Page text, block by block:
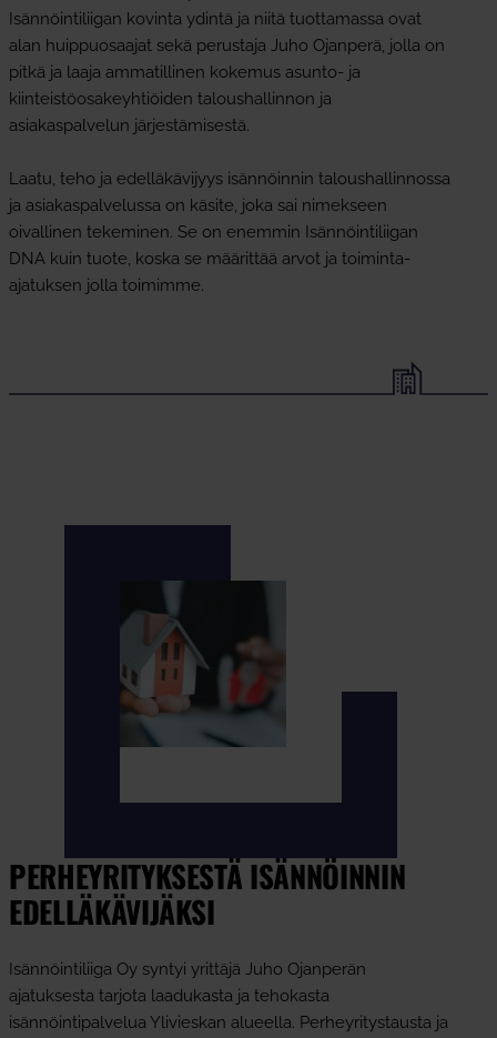
Isännöintiliigan kovinta ydintä ja niitä tuottamassa ovat
alan huippuosaajat sekä perustaja Juho Ojanperä, jolla on
pitkä ja laaja ammatillinen kokemus asunto- ja
kiinteistöosakeyhtiöiden taloushallinnon ja
asiakaspalvelun järjestämisestä.
Laatu, teho ja edelläkävijyys isännöinnin taloushallinnossa
ja asiakaspalvelussa on käsite, joka sai nimekseen
oivallinen tekeminen. Se on enemmin Isännöintiliigan
DNA kuin tuote, koska se määrittää arvot ja toiminta-
ajatuksen jolla toimimme.
PERHEYRITYKSESTÄ ISÄNNÖINNIN
EDELLÄKÄVIJÄKSI
Isännöintiliiga Oy syntyi yrittäjä Juho Ojanperän
ajatuksesta tarjota laadukasta ja tehokasta
isännöintipalvelua Ylivieskan alueella. Perheyritystausta ja